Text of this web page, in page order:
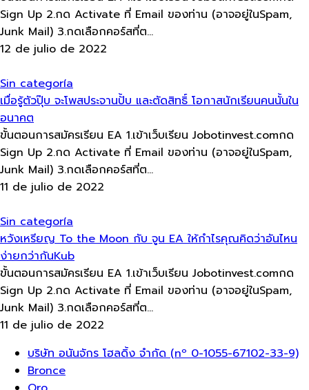
Sign Up 2.กด Activate ที่ Email ของท่าน (อาจอยู่ในSpam,
Junk Mail) 3.กดเลือกคอร์สที่ต...
12 de julio de 2022
Sin categoría
เมื่อรู้ตัวปุ๊บ​ จะโพสประจานปั้บ​ และตัดสิทธิ์​ โอกาสนักเรียนคนนั้นใน
อนาคต
ขั้นตอนการสมัครเรียน EA 1.เข้าเว็บเรียน Jobotinvest.comกด
Sign Up 2.กด Activate ที่ Email ของท่าน (อาจอยู่ในSpam,
Junk Mail) 3.กดเลือกคอร์สที่ต...
11 de julio de 2022
Sin categoría
หวังเหรียญ To the Moon กับ​ จูน​ EA​ ให้กำไรคุณคิดว่าอันไหน
ง่ายกว่ากันKub
ขั้นตอนการสมัครเรียน EA 1.เข้าเว็บเรียน Jobotinvest.comกด
Sign Up 2.กด Activate ที่ Email ของท่าน (อาจอยู่ในSpam,
Junk Mail) 3.กดเลือกคอร์สที่ต...
11 de julio de 2022
Menúบริษัท อนันจักร โฮลดิ้ง จำกัด (nº 0-1055-67102-33-9)
Bronce